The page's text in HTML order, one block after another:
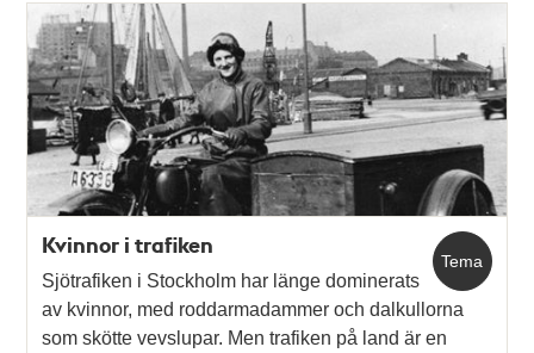
Tema
Kvinnor i trafiken
Sjötrafiken i Stockholm har länge dominerats
av kvinnor, med roddarmadammer och dalkullorna
som skötte vevslupar. Men trafiken på land är en